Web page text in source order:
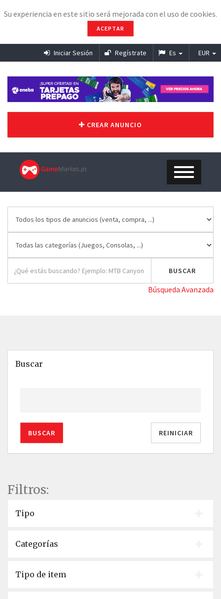
Su experiencia en este sitio será mejorada con el uso de cookies.
ACEPTAR
Iniciar Sesión Regístrate Es EUR
CREAR ANUNCIO
Búsqueda Avanzada
Buscar
BUSCAR REINICIAR
Filtros:
Tipo
Categorías
Tipo de item